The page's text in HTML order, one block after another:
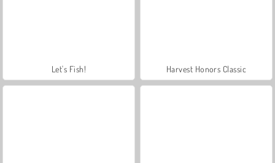
Let's Fish! Harvest Honors Classic